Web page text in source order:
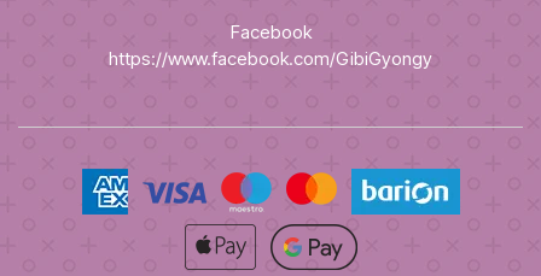
Facebook
https://www.facebook.com/GibiGyongy